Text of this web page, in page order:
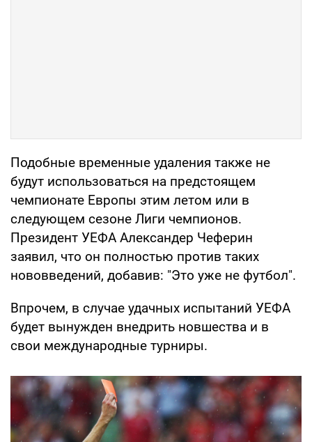
Подобные временные удаления также не
будут использоваться на предстоящем
чемпионате Европы этим летом или в
следующем сезоне Лиги чемпионов.
Президент УЕФА Александер Чеферин
заявил, что он полностью против таких
нововведений, добавив: "Это уже не футбол".
Впрочем, в случае удачных испытаний УЕФА
будет вынужден внедрить новшества и в
свои международные турниры.